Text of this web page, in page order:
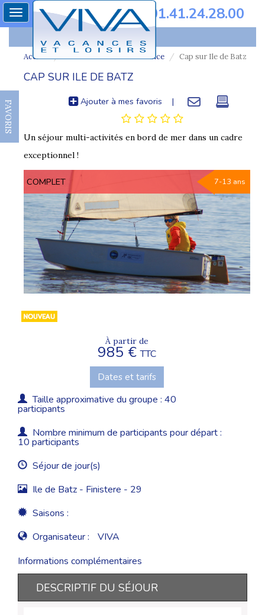
01.41.24.28.00
Toggle
navigation
FAVORIS
Accueil Colonie de vacances france Cap sur Ile de Batz
CAP SUR ILE DE BATZ
Ajouter à mes favoris |
Un séjour multi-activités en bord de mer dans un cadre
exceptionnel !
COMPLET 7-13 ans
À partir de
985 €TTC
Dates et tarifs
Taille approximative du groupe : 40
participants
Nombre minimum de participants pour départ :
10 participants
Séjour de jour(s)
Ile de Batz - Finistere - 29
Saisons :
Organisateur :
VIVA
Informations complémentaires
DESCRIPTIF DU SÉJOUR